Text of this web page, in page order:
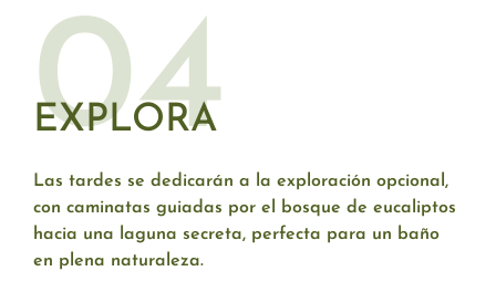
04
EXPLORA
Las tardes se dedicarán a la exploración opcional,
con caminatas guiadas por el bosque de eucaliptos
hacia una laguna secreta, perfecta para un baño
en plena naturaleza.